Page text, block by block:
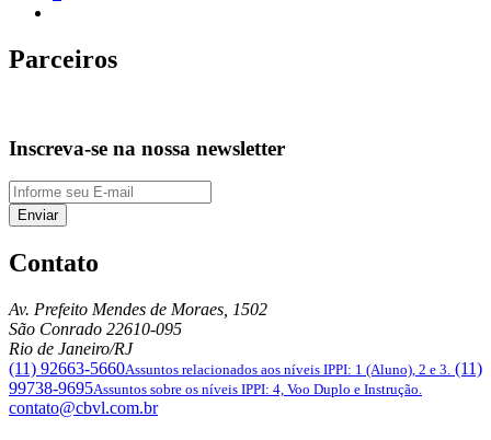
Parceiros
Inscreva-se na nossa newsletter
Enviar
Contato
Av. Prefeito Mendes de Moraes, 1502
São Conrado 22610-095
Rio de Janeiro/RJ
(11) 92663-5660Assuntos relacionados aos níveis IPPI: 1 (Aluno), 2 e 3. (11)
99738-9695Assuntos sobre os níveis IPPI: 4, Voo Duplo e Instrução.
contato@cbvl.com.br